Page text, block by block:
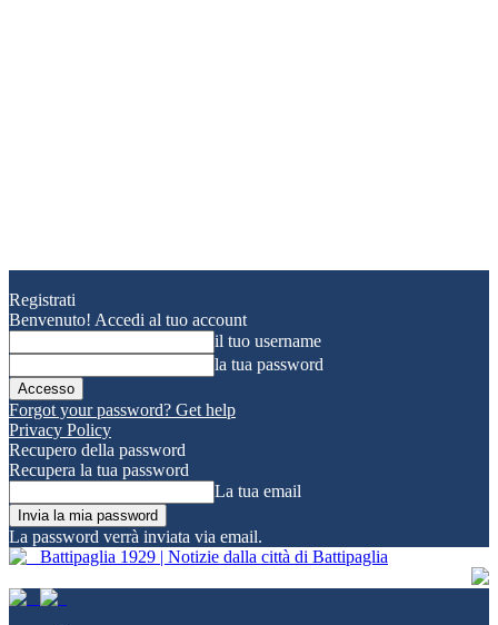
Registrati
Benvenuto! Accedi al tuo account
il tuo username
la tua password
Forgot your password? Get help
Privacy Policy
Recupero della password
Recupera la tua password
La tua email
La password verrà inviata via email.
Battipaglia 1929 | Notizie dalla città di Battipaglia